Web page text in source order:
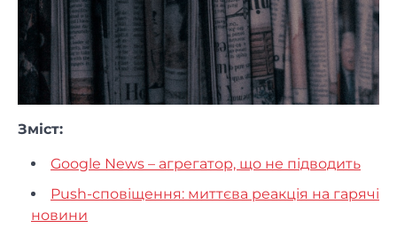
Зміст:
Google News – агрегатор, що не підводить
Push-сповіщення: миттєва реакція на гарячі
новини